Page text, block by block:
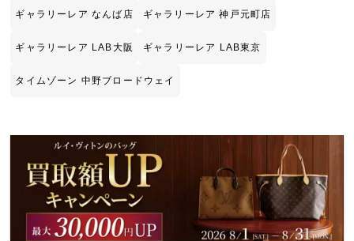
ギャラリーレア なんば店 ギャラリーレア 神戸元町店
ギャラリーレア LAB大阪 ギャラリーレア LAB東京
タイムゾーン 中野ブロードウェイ